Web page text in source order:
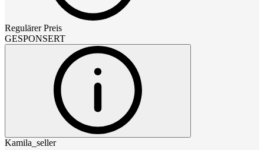
Regulärer Preis
GESPONSERT
Kamila_seller